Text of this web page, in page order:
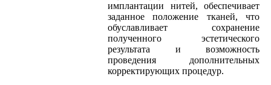
имплантации нитей, обеспечивает
заданное положение тканей, что
обуславливает сохранение
полученного эстетического
результата и возможность
проведения дополнительных
корректирующих процедур.